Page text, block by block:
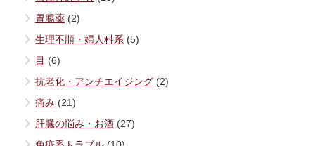
胃腸薬 (2)
生理不順・婦人科系 (5)
目 (6)
抗老化・アンチエイジング (2)
痛み (21)
肝臓の悩み・お酒 (27)